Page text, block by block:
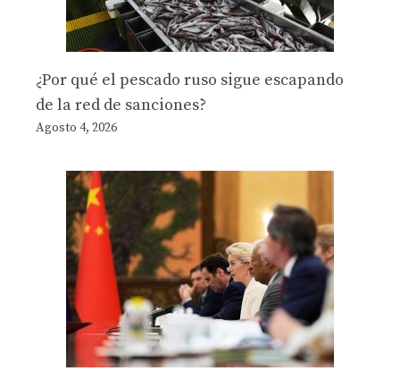
¿Por qué el pescado ruso sigue escapando
de la red de sanciones?
Agosto 4, 2026